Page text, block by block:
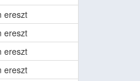
ereszt
ereszt
ereszt
ereszt